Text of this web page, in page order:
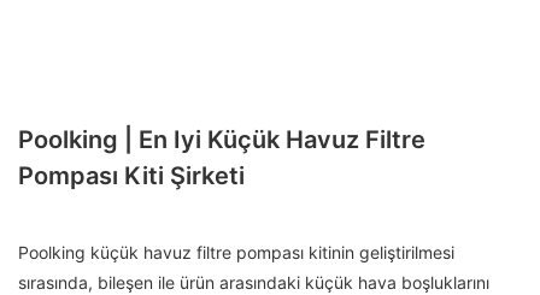
Poolking | En Iyi Küçük Havuz Filtre
Pompası Kiti Şirketi
Poolking küçük havuz filtre pompası kitinin geliştirilmesi
sırasında, bileşen ile ürün arasındaki küçük hava boşluklarını